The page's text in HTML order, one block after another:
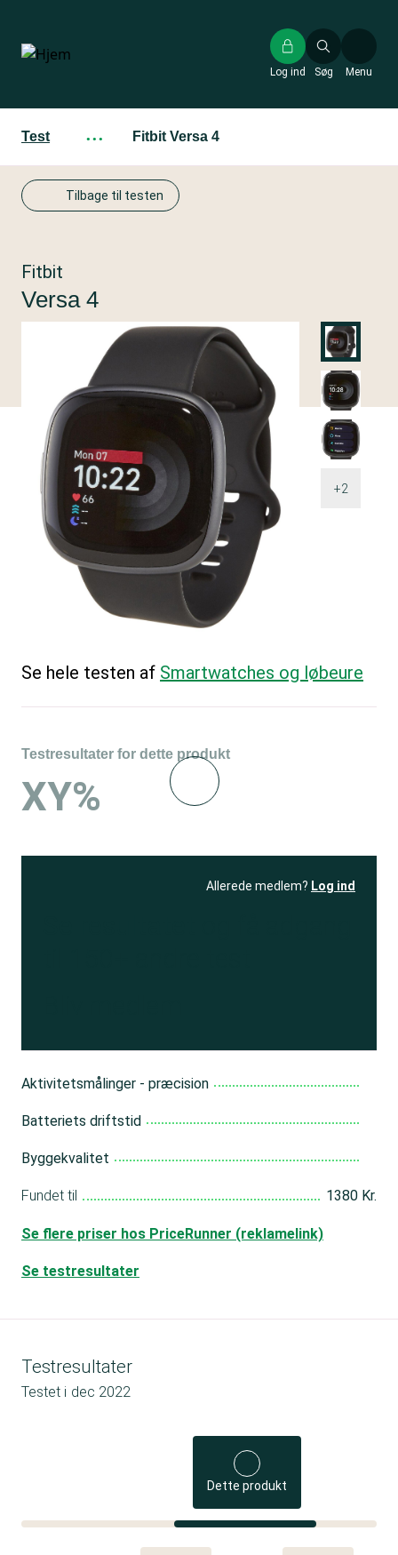
hovedindhold
Søg
Log ind Menu
Test ··· Fitbit Versa 4
Tilbage til testen
+2
Fitbit
Versa 4
Se hele testen af Smartwatches og løbeure
Testresultater for dette produkt
XY%
Allerede medlem? Log ind
Aktivitetsmålinger - præcision
Batteriets driftstid
Byggekvalitet
Fundet til 1380 Kr.
Se flere priser hos PriceRunner (reklamelink)
Se testresultater
Testresultater
Testet i dec 2022
Dette produkt